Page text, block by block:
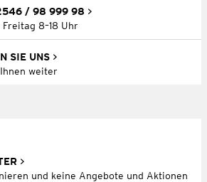
/ 98 999 98
8–18 Uhr
SIE UNS
weiter
und keine Angebote und Aktionen